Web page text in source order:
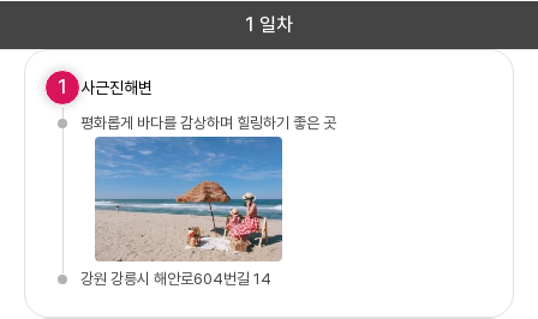
1 일차
1 사근진해변
평화롭게 바다를 감상하며 힐링하기 좋은 곳
강원 강릉시 해안로604번길 14